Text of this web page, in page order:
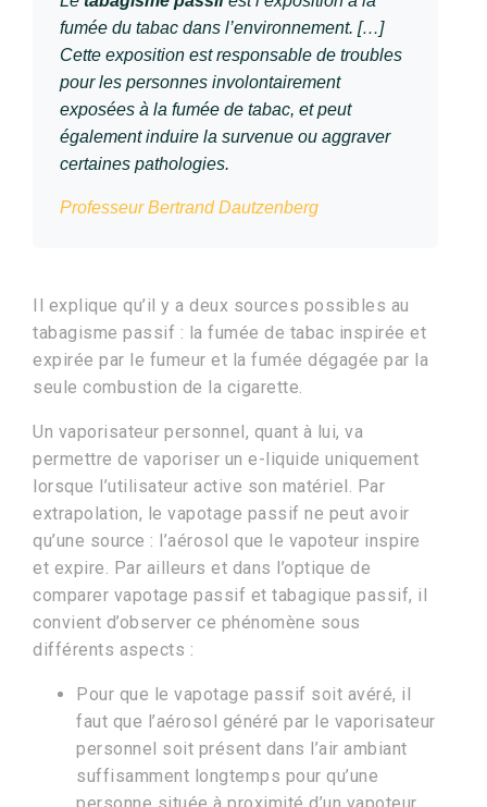
fumée du tabac dans l’environnement. […]
Cette exposition est responsable de troubles
pour les personnes involontairement
exposées à la fumée de tabac, et peut
également induire la survenue ou aggraver
certaines pathologies.
Professeur Bertrand Dautzenberg
Il explique qu’il y a deux sources possibles au
tabagisme passif : la fumée de tabac inspirée et
expirée par le fumeur et la fumée dégagée par la
seule combustion de la cigarette.
Un vaporisateur personnel, quant à lui, va
permettre de vaporiser un e-liquide uniquement
lorsque l’utilisateur active son matériel. Par
extrapolation, le vapotage passif ne peut avoir
qu’une source : l’aérosol que le vapoteur inspire
et expire. Par ailleurs et dans l’optique de
comparer vapotage passif et tabagique passif, il
convient d’observer ce phénomène sous
différents aspects :
Pour que le vapotage passif soit avéré, il
faut que l’aérosol généré par le vaporisateur
personnel soit présent dans l’air ambiant
suffisamment longtemps pour qu’une